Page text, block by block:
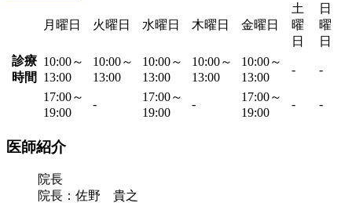
月曜日 火曜日 水曜日 木曜日 金曜日
土
曜
日
日
曜
日
診療
時間
10:00～
13:00
10:00～
13:00
10:00～
13:00
10:00～
13:00
10:00～
13:00
- -
17:00～
19:00
-
17:00～
19:00
-
17:00～
19:00
- -
医師紹介
院長
院長：佐野 貴之